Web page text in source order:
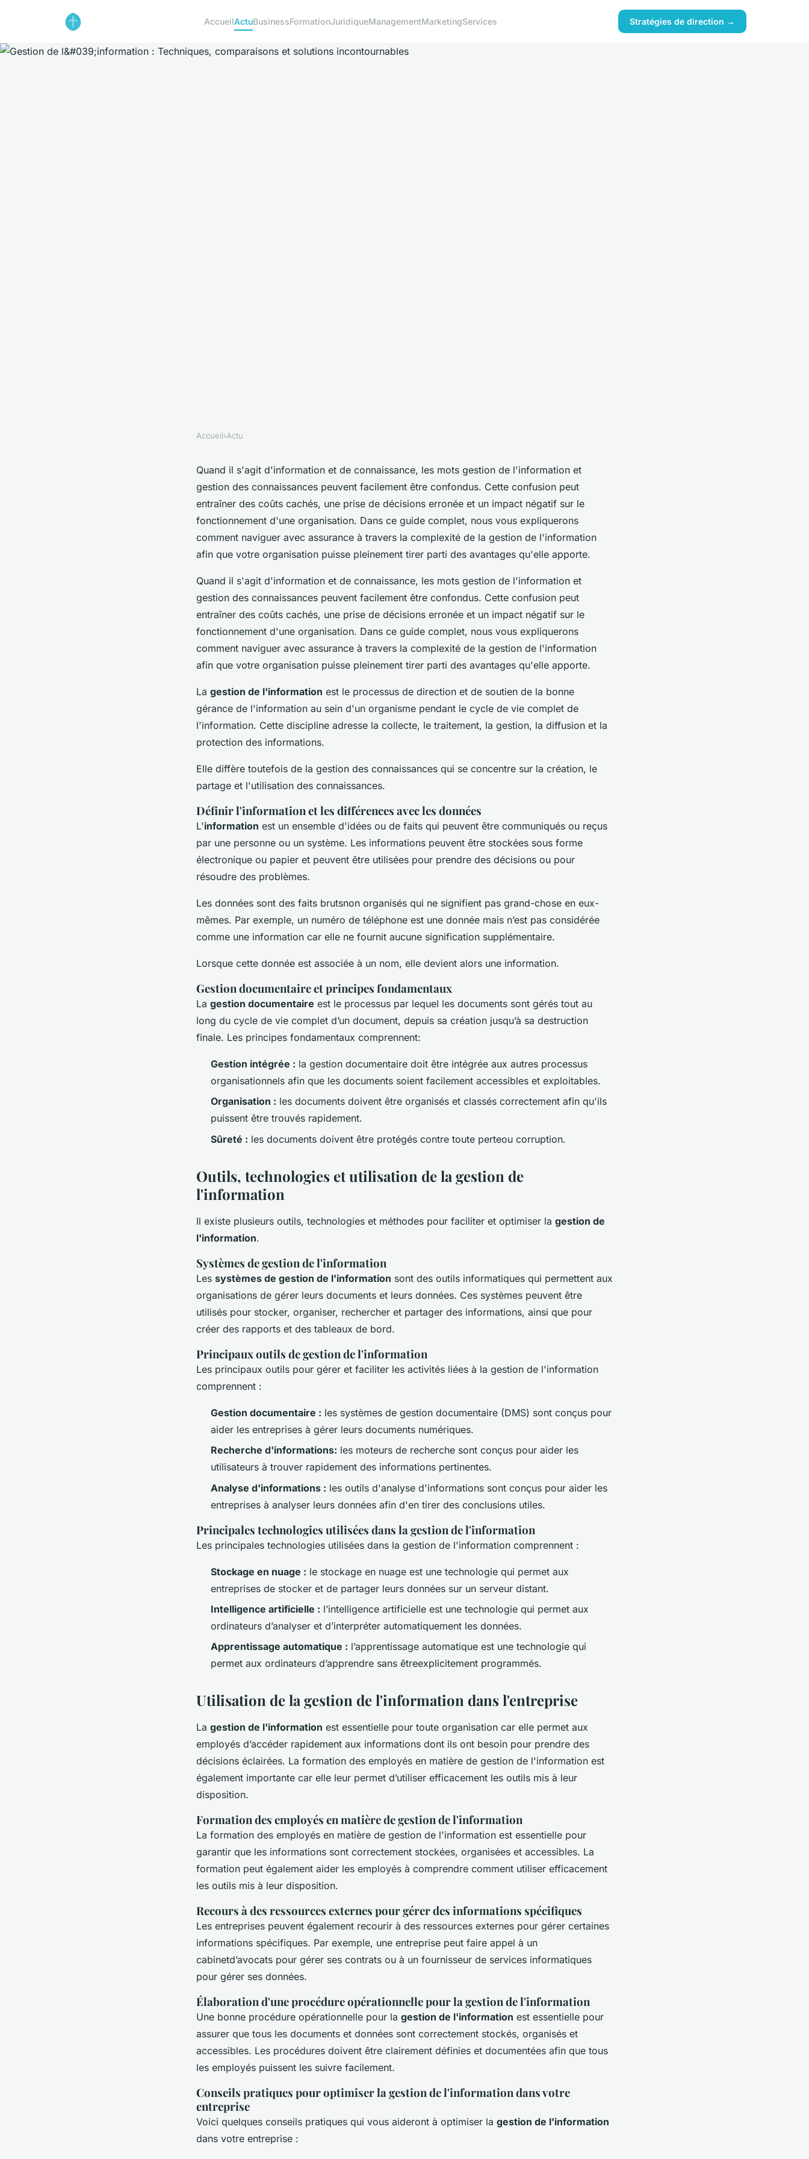
AccueilActuBusinessFormationJuridiqueManagementMarketingServices Stratégies de direction →
Gestion de l'information : Techniques,
comparaisons et solutions
incontournables
Accueil›Actu
Quand il s'agit d'information et de connaissance, les mots gestion de l'information et
gestion des connaissances peuvent facilement être confondus. Cette confusion peut
entraîner des coûts cachés, une prise de décisions erronée et un impact négatif sur le
fonctionnement d'une organisation. Dans ce guide complet, nous vous expliquerons
comment naviguer avec assurance à travers la complexité de la gestion de l'information
afin que votre organisation puisse pleinement tirer parti des avantages qu'elle apporte.
Quand il s'agit d'information et de connaissance, les mots gestion de l'information et
gestion des connaissances peuvent facilement être confondus. Cette confusion peut
entraîner des coûts cachés, une prise de décisions erronée et un impact négatif sur le
fonctionnement d'une organisation. Dans ce guide complet, nous vous expliquerons
comment naviguer avec assurance à travers la complexité de la gestion de l'information
afin que votre organisation puisse pleinement tirer parti des avantages qu'elle apporte.
La gestion de l'information est le processus de direction et de soutien de la bonne
gérance de l'information au sein d'un organisme pendant le cycle de vie complet de
l'information. Cette discipline adresse la collecte, le traitement, la gestion, la diffusion et la
protection des informations.
Elle diffère toutefois de la gestion des connaissances qui se concentre sur la création, le
partage et l'utilisation des connaissances.
Définir l'information et les différences avec les données
L'information est un ensemble d'idées ou de faits qui peuvent être communiqués ou reçus
par une personne ou un système. Les informations peuvent être stockées sous forme
électronique ou papier et peuvent être utilisées pour prendre des décisions ou pour
résoudre des problèmes.
Les données sont des faits brutsnon organisés qui ne signifient pas grand-chose en eux-
mêmes. Par exemple, un numéro de téléphone est une donnée mais n’est pas considérée
comme une information car elle ne fournit aucune signification supplémentaire.
Lorsque cette donnée est associée à un nom, elle devient alors une information.
Gestion documentaire et principes fondamentaux
La gestion documentaire est le processus par lequel les documents sont gérés tout au
long du cycle de vie complet d’un document, depuis sa création jusqu’à sa destruction
finale. Les principes fondamentaux comprennent:
Gestion intégrée : la gestion documentaire doit être intégrée aux autres processus
organisationnels afin que les documents soient facilement accessibles et exploitables.
Organisation : les documents doivent être organisés et classés correctement afin qu'ils
puissent être trouvés rapidement.
Sûreté : les documents doivent être protégés contre toute perteou corruption.
Outils, technologies et utilisation de la gestion de
l'information
Il existe plusieurs outils, technologies et méthodes pour faciliter et optimiser la gestion de
l'information.
Systèmes de gestion de l'information
Les systèmes de gestion de l'information sont des outils informatiques qui permettent aux
organisations de gérer leurs documents et leurs données. Ces systèmes peuvent être
utilisés pour stocker, organiser, rechercher et partager des informations, ainsi que pour
créer des rapports et des tableaux de bord.
Principaux outils de gestion de l'information
Les principaux outils pour gérer et faciliter les activités liées à la gestion de l'information
comprennent :
Gestion documentaire : les systèmes de gestion documentaire (DMS) sont conçus pour
aider les entreprises à gérer leurs documents numériques.
Recherche d'informations: les moteurs de recherche sont conçus pour aider les
utilisateurs à trouver rapidement des informations pertinentes.
Analyse d'informations : les outils d'analyse d'informations sont conçus pour aider les
entreprises à analyser leurs données afin d'en tirer des conclusions utiles.
Principales technologies utilisées dans la gestion de l'information
Les principales technologies utilisées dans la gestion de l'information comprennent :
Stockage en nuage : le stockage en nuage est une technologie qui permet aux
entreprises de stocker et de partager leurs données sur un serveur distant.
Intelligence artificielle : l’intelligence artificielle est une technologie qui permet aux
ordinateurs d’analyser et d’interpréter automatiquement les données.
Apprentissage automatique : l’apprentissage automatique est une technologie qui
permet aux ordinateurs d’apprendre sans êtreexplicitement programmés.
Utilisation de la gestion de l'information dans l'entreprise
La gestion de l'information est essentielle pour toute organisation car elle permet aux
employés d’accéder rapidement aux informations dont ils ont besoin pour prendre des
décisions éclairées. La formation des employés en matière de gestion de l'information est
également importante car elle leur permet d’utiliser efficacement les outils mis à leur
disposition.
Formation des employés en matière de gestion de l'information
La formation des employés en matière de gestion de l'information est essentielle pour
garantir que les informations sont correctement stockées, organisées et accessibles. La
formation peut également aider les employés à comprendre comment utiliser efficacement
les outils mis à leur disposition.
Recours à des ressources externes pour gérer des informations spécifiques
Les entreprises peuvent également recourir à des ressources externes pour gérer certaines
informations spécifiques. Par exemple, une entreprise peut faire appel à un
cabinetd’avocats pour gérer ses contrats ou à un fournisseur de services informatiques
pour gérer ses données.
Élaboration d'une procédure opérationnelle pour la gestion de l'information
Une bonne procédure opérationnelle pour la gestion de l'information est essentielle pour
assurer que tous les documents et données sont correctement stockés, organisés et
accessibles. Les procédures doivent être clairement définies et documentées afin que tous
les employés puissent les suivre facilement.
Conseils pratiques pour optimiser la gestion de l'information dans votre
entreprise
Voici quelques conseils pratiques qui vous aideront à optimiser la gestion de l'information
dans votre entreprise :